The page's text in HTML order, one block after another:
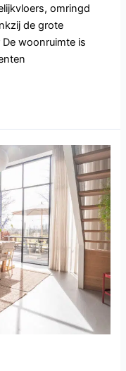
omringd
de grote
De woonruimte is